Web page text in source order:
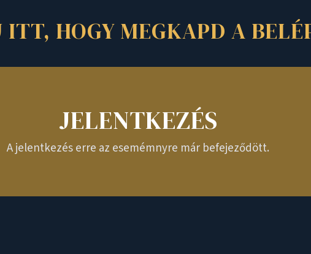
ITT, HOGY MEGKAPD A
JELENTKEZÉS
A jelentkezés erre az esemémnyre már befejeződött.